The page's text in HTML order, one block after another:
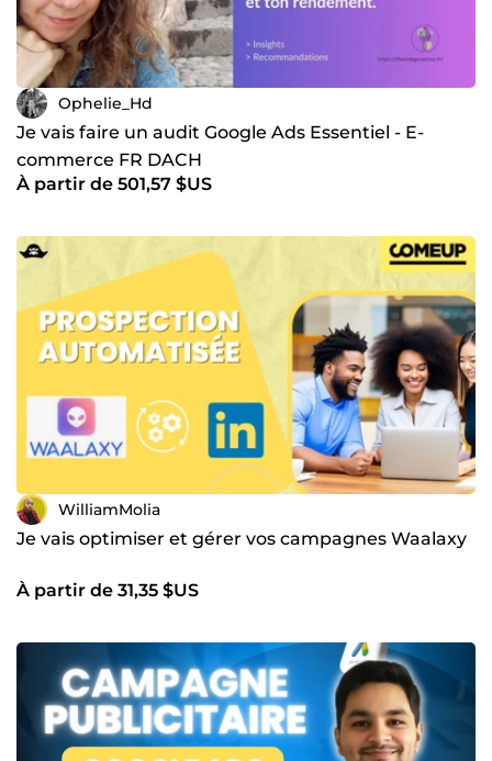
Ophelie_Hd
Je vais faire un audit Google Ads Essentiel - E-
commerce FR DACH
À partir de 501,57 $US
WilliamMolia
Je vais optimiser et gérer vos campagnes Waalaxy
À partir de 31,35 $US